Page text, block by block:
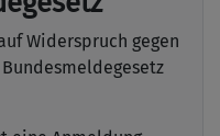
Widerspruch gegen